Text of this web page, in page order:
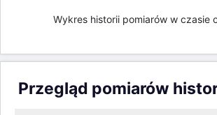
Wykres historii pomiarów w czasie
Przegląd pomiarów